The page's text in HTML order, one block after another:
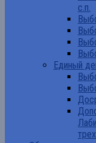
с.п.
Единый